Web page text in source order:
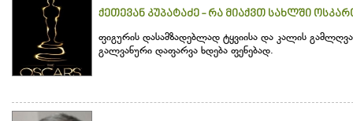
ქეთევან კუპატაძე - რა მიაქვთ სახლში
ფიგურის დასამზადებლად ტყვიისა და კალის
გალვანური დაფარვა ხდება ფენებად.